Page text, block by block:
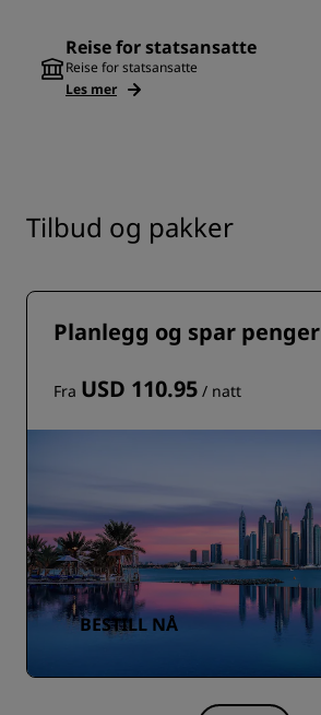
Reise for statsansatte
Reise for statsansatte
Les mer
Tilbud og pakker
Planlegg og spar penger
Fra USD 110.95 / natt
BESTILL NÅ